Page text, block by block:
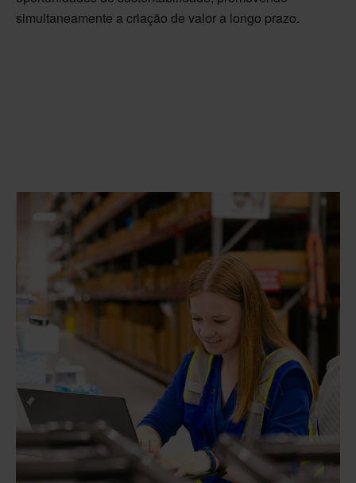
simultaneamente a criação de valor a longo prazo.